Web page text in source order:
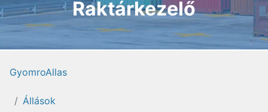
Raktárkezelő
GyomroAllas
Állások